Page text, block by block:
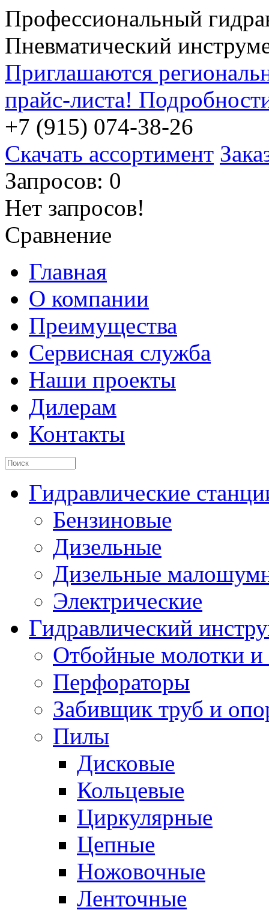
Профессиональный
Пневматический
Приглашаются
прайс-листа!
+7 (915) 074-38-26
Скачать ассортимент
Запросов: 0
Нет запросов!
Сравнение
Главная
О компании
Преимущества
Сервисная служба
Наши проекты
Дилерам
Контакты
Гидравлические
Бензиновые
Дизельные
Дизельные
Электрические
Гидравлический
Отбойные молотки
Перфораторы
Забивщик труб и
Пилы
Дисковые
Кольцевые
Циркулярные
Цепные
Ножовочные
Ленточные